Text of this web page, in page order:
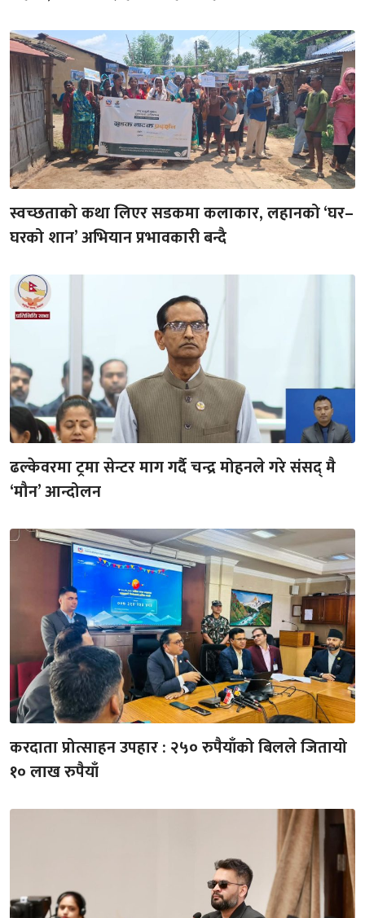
स्वच्छताको कथा लिएर सडकमा कलाकार, लहानको ‘घर–
घरको शान’ अभियान प्रभावकारी बन्दै
ढल्केवरमा ट्रमा सेन्टर माग गर्दै चन्द्र मोहनले गरे संसद् मै
‘मौन’ आन्दोलन
करदाता प्रोत्साहन उपहार : २५० रुपैयाँको बिलले जितायो
१० लाख रुपैयाँ